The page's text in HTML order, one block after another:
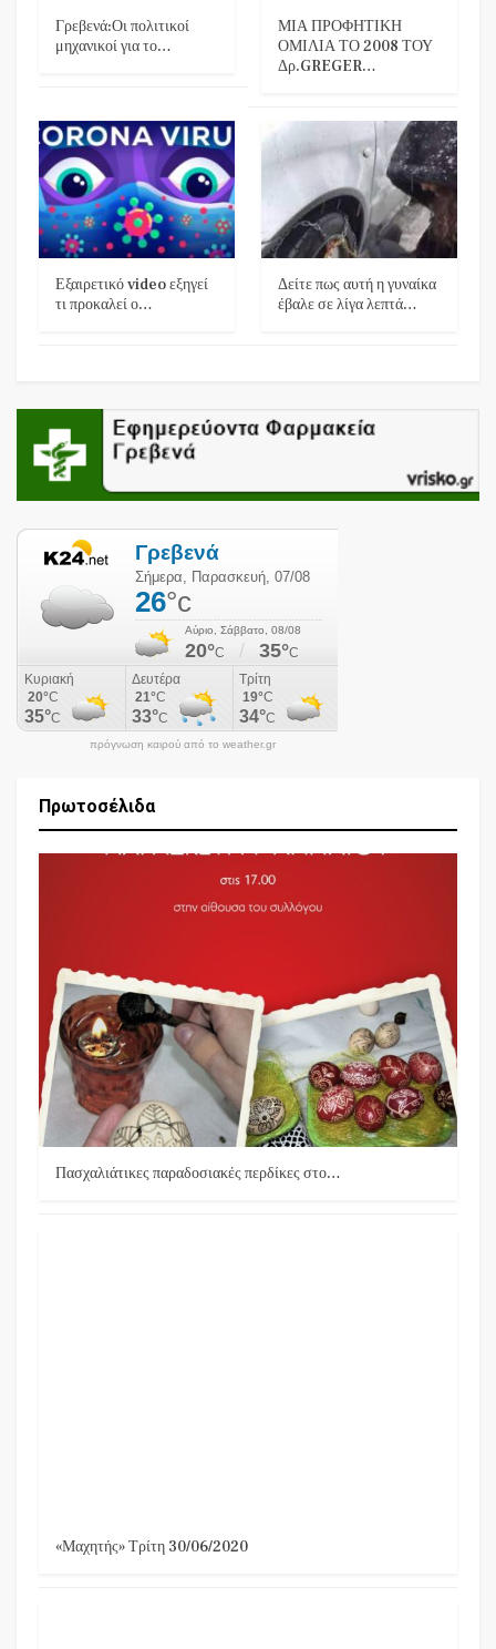
Γρεβενά:Οι πολιτικοί
μηχανικοί για το…
ΜΙΑ ΠΡΟΦΗΤΙΚΗ
ΟΜΙΛΙΑ ΤΟ 2008 ΤΟΥ
Δρ.GREGER…
Εξαιρετικό video εξηγεί
τι προκαλεί ο…
Δείτε πως αυτή η γυναίκα
έβαλε σε λίγα λεπτά…
πρόγνωση καιρού από το weather.gr
Πρωτοσέλιδα
Πασχαλιάτικες παραδοσιακές περδίκες στο…
«Μαχητής» Τρίτη 30/06/2020